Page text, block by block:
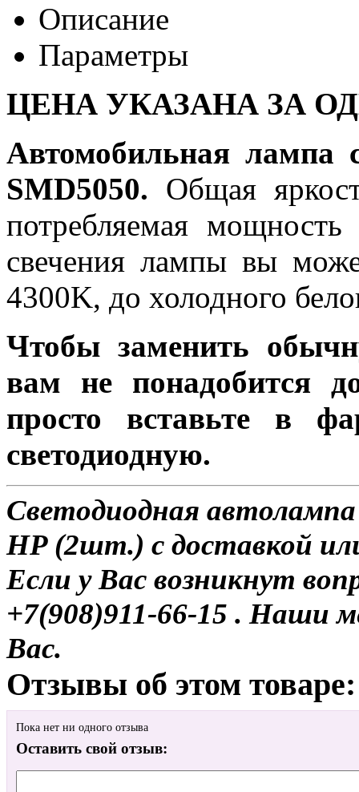
Описание
Параметры
ЦЕНА УКАЗАНА ЗА
Автомобильная лампа
SMD5050. Общая
потребляемая мощность
свечения лампы вы
4300K, до холодного
Чтобы заменить
вам не понадобится
просто вставьте в
светодиодную.
Светодиодная
HP (2шт.) с доставкой
Если у Вас возникнут
+7(908)911-66-15 . Наши
Вас.
Отзывы об этом товаре:
Пока нет ни одного отзыва
Оставить свой отзыв: